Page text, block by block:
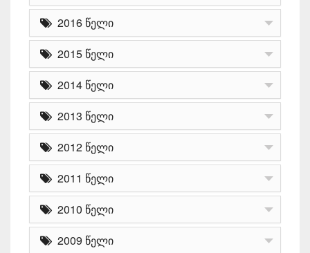
2016 წელი
2015 წელი
2014 წელი
2013 წელი
2012 წელი
2011 წელი
2010 წელი
2009 წელი